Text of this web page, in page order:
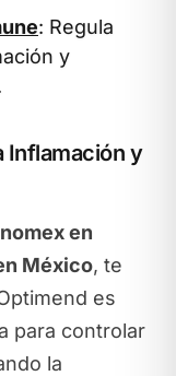
: Regula
y
Inflamación y
en
México, te
es
para controlar
la